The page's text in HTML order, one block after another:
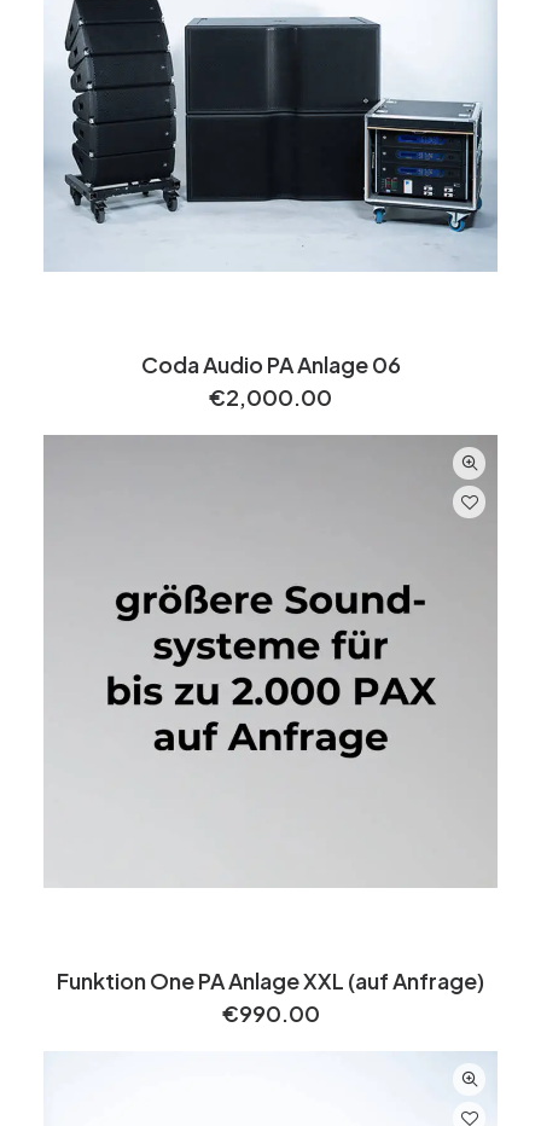
Coda Audio PA Anlage 06
€2,000.00
Funktion One PA Anlage XXL (auf Anfrage)
€990.00